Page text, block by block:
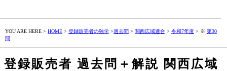
YOU ARE HERE > HOME > 登録販売者の独学 >過去問 > 関西広域連合 > 令和7年度 > ※ 第30
問
登録販売者 過去問＋解説 関西広域